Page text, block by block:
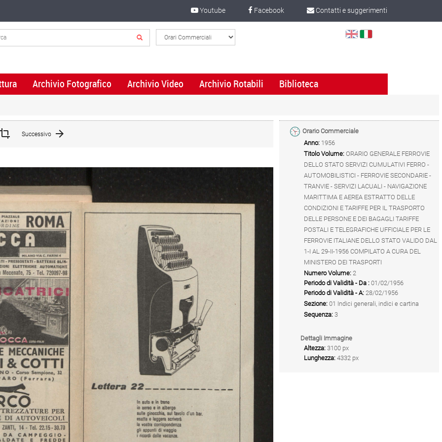
Contatti e suggerimenti
Facebook
Youtube
Select
Archivio Fotografico Archivio Video Archivio Rotabili Biblioteca
Successivo
Orario Commerciale
Anno: 1956
Titolo Volume: ORARIO GENERALE FERROVIE
DELLO STATO SERVIZI CUMULATIVI FERRO -
AUTOMOBILISTICI - FERROVIE SECONDARIE -
TRANVIE - SERVIZI LACUALI - NAVIGAZIONE
MARITTIMA E AEREA ESTRATTO DELLE
CONDIZIONI E TARIFFE PER IL TRASPORTO
DELLE PERSONE E DEI BAGAGLI TARIFFE
POSTALI E TELEGRAFICHE UFFICIALE PER LE
FERROVIE ITALIANE DELLO STATO VALIDO DAL
1-I AL 29-II-1956 COMPILATO A CURA DEL
MINISTERO DEI TRASPORTI
Numero Volume: 2
Periodo di Validità - Da : 01/02/1956
Periodo di Validità - A: 28/02/1956
Sezione: 01 Indici generali, indici e cartina
Sequenza: 3
Dettagli Immagine
Altezza: 3100 px
Lunghezza: 4332 px